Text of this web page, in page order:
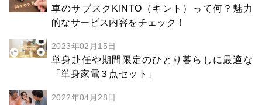
車のサブスクKINTO（キント）って何？魅力
的なサービス内容をチェック！
2023年02月15日
単身赴任や期間限定のひとり暮らしに最適な
「単身家電３点セット」
2022年04月28日